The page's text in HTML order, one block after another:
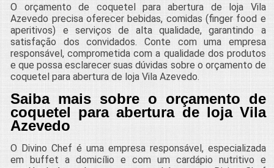
O orçamento de coquetel para abertura de loja Vila
Azevedo precisa oferecer bebidas, comidas (finger food e
aperitivos) e serviços de alta qualidade, garantindo a
satisfação dos convidados. Conte com uma empresa
responsável, comprometida com a qualidade dos produtos
e que possa esclarecer suas dúvidas sobre o orçamento de
coquetel para abertura de loja Vila Azevedo.
Saiba mais sobre o orçamento de
coquetel para abertura de loja Vila
Azevedo
O Divino Chef é uma empresa responsável, especializada
em buffet a domicílio e com um cardápio nutritivo e